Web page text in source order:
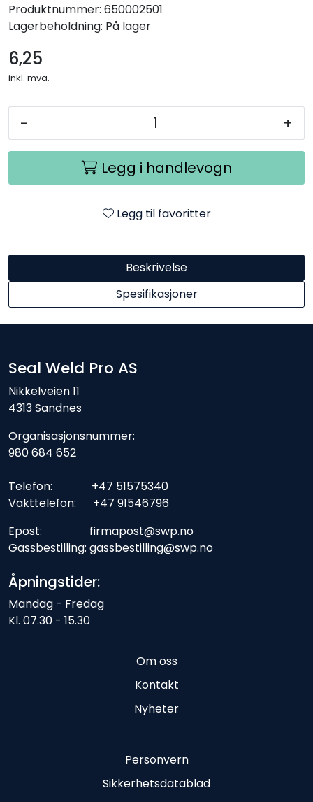
Produktnummer: 650002501
Lagerbeholdning: På lager
6,25
inkl. mva.
- +
Legg i handlevogn
Legg til favoritter
Beskrivelse
Spesifikasjoner
Seal Weld Pro AS
Nikkelveien 11
4313 Sandnes
Organisasjonsnummer:
980 684 652
Telefon: +47 51575340
Vakttelefon: +47 91546796
Epost: firmapost@swp.no
Gassbestilling: gassbestilling@swp.no
Åpningstider:
Mandag - Fredag
Kl. 07.30 - 15.30
Om oss
Kontakt
Nyheter
Personvern
Sikkerhetsdatablad